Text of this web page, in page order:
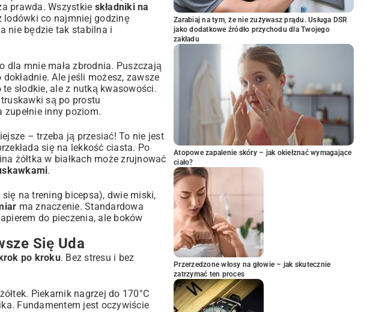
prawda. Wszystkie składniki na
lodówki co najmniej godzinę
nie będzie tak stabilna i
dla mnie mała zbrodnia. Puszczają
Ale jeśli możesz, zawsze
te słodkie, ale z nutką kwasowości.
są po prostu
zupełnie inny poziom.
– trzeba ją przesiać! To nie jest
się na lekkość ciasta. Po
żółtka w białkach może zrujnować
.
na trening bicepsa), dwie miski,
ma znaczenie. Standardowa
do pieczenia, ale boków
Się Uda
po kroku. Bez stresu i bez
Piekarnik nagrzej do 170°C
Fundamentem jest oczywiście
Zarabiaj na tym, że nie zużywasz prądu. Usługa DSR
jako dodatkowe źródło przychodu dla Twojego
zakładu
Atopowe zapalenie skóry – jak okiełznać wymagające
ciało?
Przerzedzone włosy na głowie – jak skutecznie
zatrzymać ten proces